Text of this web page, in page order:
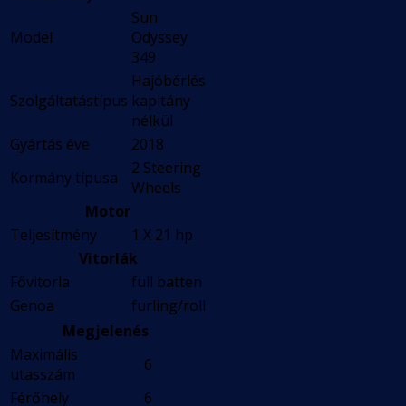
Model
Sun
Odyssey
349
Szolgáltatástípus
Hajóbérlés
kapitány
nélkül
Gyártás éve
2018
Kormány típusa
2 Steering
Wheels
Motor
Teljesítmény
1 X 21 hp
Vitorlák
Fővitorla
full batten
Genoa
furling/roll
Megjelenés
Maximális
utasszám
6
Férőhely
6